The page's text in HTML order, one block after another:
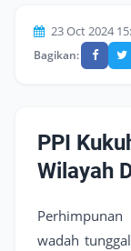
23 Oct 2024
Bagikan:
PPI
Wilayah
wadah